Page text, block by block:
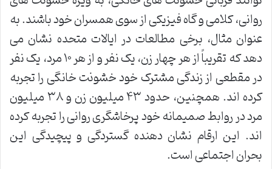
روانی، کلامی و گاه فیزیکی از سوی همسران خود باشند. به
عنوان مثال، برخی مطالعات در ایالات متحده نشان می
دهد که تقریباً از هر چهار زن، یک نفر و از هر ۱۰ مرد، یک نفر
در مقطعی از زندگی مشترک خود خشونت خانگی را تجربه
کرده اند. همچنین، حدود ۴۳ میلیون زن و ۳۸ میلیون
مرد در روابط صمیمانه خود پرخاشگری روانی را تجربه کرده
اند. این ارقام نشان دهنده گستردگی و پیچیدگی این
بحران اجتماعی است.